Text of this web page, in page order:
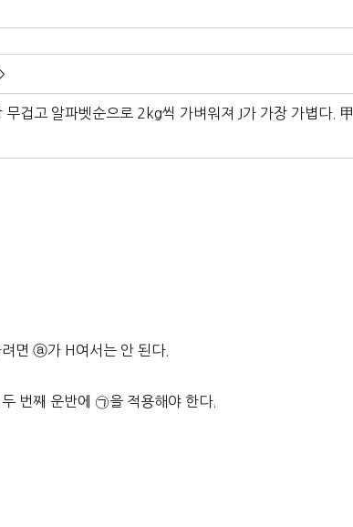
겁고 알파벳순으로 2kg씩 가벼워져 J가 가장 가볍다. 甲
면 ⓐ가 H여서는 안 된다.
번째 운반에 ㉠을 적용해야 한다.